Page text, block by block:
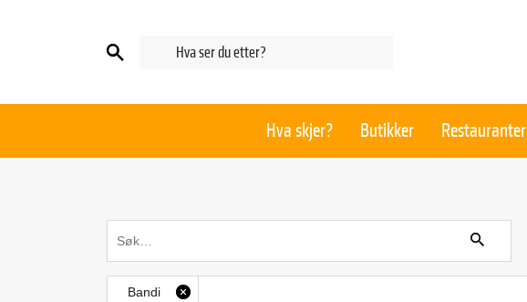
Hva skjer? Butikker Restauranter
Bandi